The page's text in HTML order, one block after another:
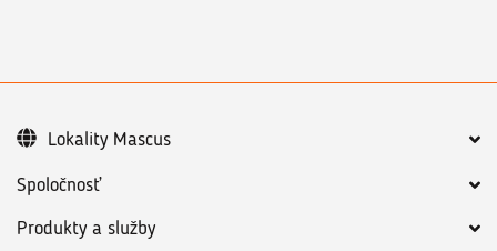
Spoločnosť
Produkty a služby
Lokality Mascus